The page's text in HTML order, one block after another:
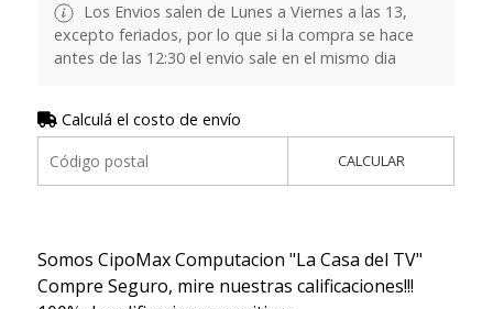
Los Envios salen de Lunes a Viernes a las 13,
excepto feriados, por lo que si la compra se hace
antes de las 12:30 el envio sale en el mismo dia
Calculá el costo de envío
CALCULAR
Somos CipoMax Computacion "La Casa del TV"
Compre Seguro, mire nuestras calificaciones!!!